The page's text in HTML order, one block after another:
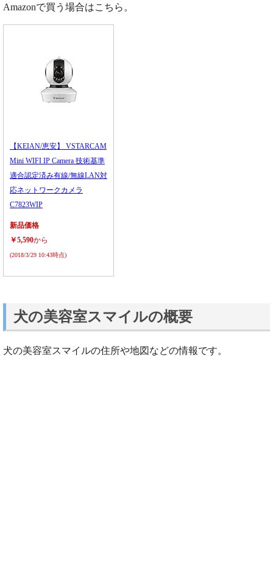
Amazonで買う場合はこちら。
【KEIAN/恵安】 VSTARCAM
Mini WIFI IP Camera 技術基準
適合認定済み有線/無線LAN対
応ネットワークカメラ
C7823WIP
新品価格
￥5,590から
(2018/3/29 10:43時点)
犬の美容室スマイルの概要
犬の美容室スマイルの住所や地図などの情報です。